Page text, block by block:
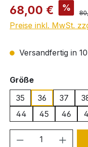
Verkaufspreis:
68,00 € %
Preise inkl. MwSt.
Versandfertig in
Größeauswählen
35
36 37
44
45 46
Produkt